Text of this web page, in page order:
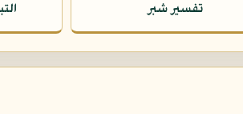
تفسير شبر